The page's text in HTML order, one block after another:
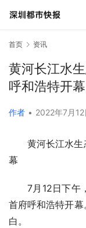
首页 资讯
黄河长江水
呼和浩特开幕
作者 • 2022年7月
黄河长江水
幕
7月12日下午
首府呼和浩特开
白。